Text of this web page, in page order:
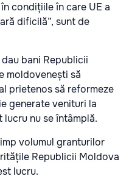
condițiile în care UE a
dificilă”, sunt de
bani Republicii
moldovenești să
prietenos să reformeze
generate venituri la
nu se întâmplă.
volumul granturilor
Republicii Moldova
lucru.